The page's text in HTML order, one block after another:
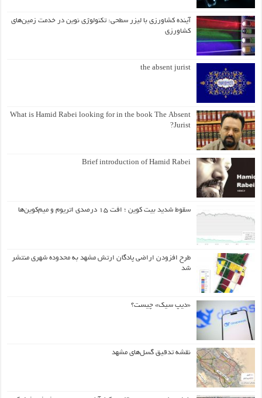
آینده کشاورزی با لیزر سطحی: تکنولوژی نوین در خدمت زمین‌های
کشاورزی
the absent jurist
What is Hamid Rabei looking for in the book The Absent
Jurist?
Brief introduction of Hamid Rabei
سقوط شدید بیت کوین ؛ افت ۱۵ درصدی اتریوم و میم‌کوین‌ها
طرح افزودن اراضی پادگان ارتش مشهد به محدوده شهری منتشر
شد
«دیپ سیک» چیست؟
نقشه تدقیق گسل‌های مشهد